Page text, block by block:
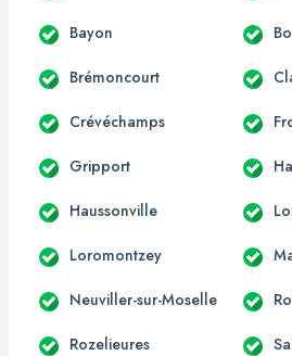
Bayon
Brémoncourt
Crévéchamps
Gripport
Haussonville
Loromontzey
Neuviller-sur-Moselle
Rozelieures